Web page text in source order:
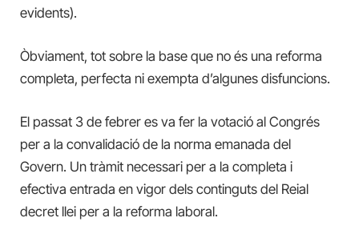
evidents).
Òbviament, tot sobre la base que no és una reforma
completa, perfecta ni exempta d’algunes disfuncions.
El passat 3 de febrer es va fer la votació al Congrés
per a la convalidació de la norma emanada del
Govern. Un tràmit necessari per a la completa i
efectiva entrada en vigor dels continguts del Reial
decret llei per a la reforma laboral.